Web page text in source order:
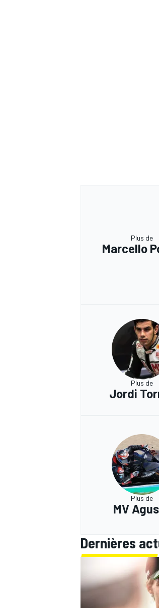
Plus de
Marcello
Plus de
Jordi
Plus de
MV
Dernières